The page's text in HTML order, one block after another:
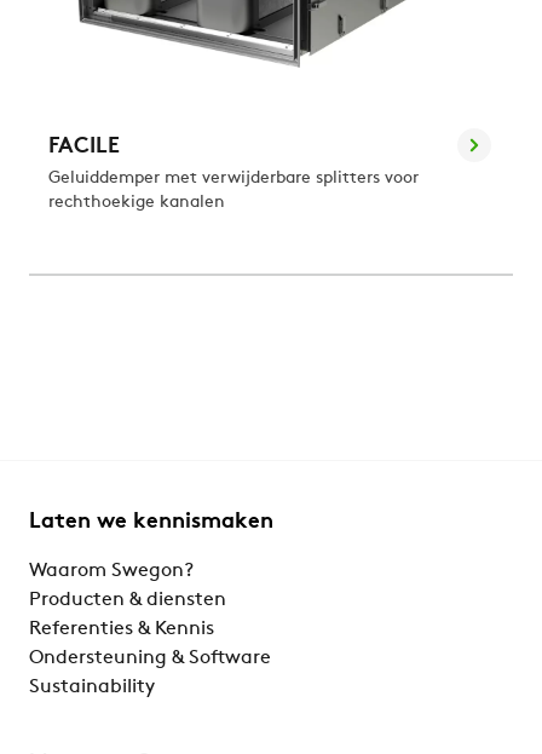
FACILE
Geluiddemper met verwijderbare splitters voor
rechthoekige kanalen
Laten we kennismaken
Waarom Swegon?
Producten & diensten
Referenties & Kennis
Ondersteuning & Software
Sustainability